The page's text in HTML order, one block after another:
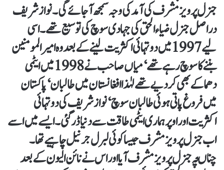
جنرل پرویز مشرف کی آمد کی وجہ سمجھ آ جائے گی۔ نواز شریف
دراصل جنرل ضیاء الحق کی جہادی سوچ کی توسیع تھے۔ اسی
لیے 1997 میں دو تہائی اکثریت لینے کے بعد وہ امیرالمومنین
بننے کا سوچ رہے تھے‘ میاں صاحب نے 1998 میں ایٹمی
دھماکے بھی کر دیے تھے لہٰذا افغانستان میں طالبان‘ پاکستان
میں فروغ پاتی ہوئی طالبان سوچ‘ نواز شریف کی دو تہائی
اکثریت اور اوپر ہماری ایٹمی طاقت سے دنیا ڈر گئی۔ ایسے میں اسے
اب جنرل پرویز مشرف جیسا کوئی لبرل جرنیل چاہیے تھا۔
چناںچہ جنرل پرویز مشرف آیا اور اس نے نائن الیون کے بعد